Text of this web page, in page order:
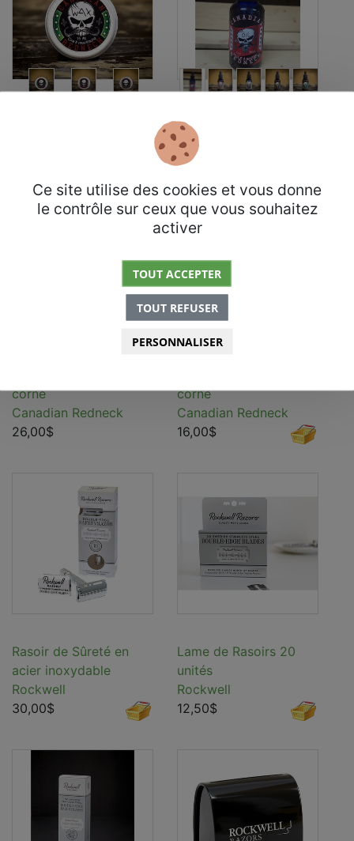
Huile à barbe
Canadian Redneck
20,80$
corne
Canadian Redneck
26,00$
corne
Canadian Redneck
16,00$
Rasoir de Sûreté en
acier inoxydable
Rockwell
30,00$
Lame de Rasoirs 20
unités
Rockwell
12,50$
Ce site utilise des cookies et vous donne
le contrôle sur ceux que vous souhaitez
activer
TOUT ACCEPTER
TOUT REFUSER
PERSONNALISER